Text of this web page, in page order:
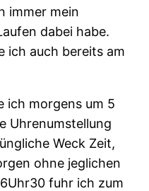
immer mein
dabei habe.
ich auch bereits am
ich morgens um 5
Uhrenumstellung
Weck Zeit,
ohne jeglichen
fuhr ich zum